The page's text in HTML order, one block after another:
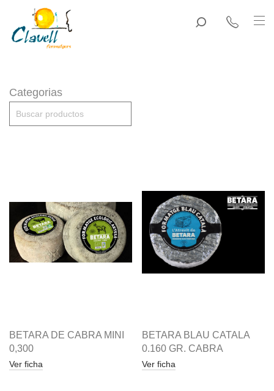
Categorias
BETARA DE CABRA MINI
0,300
Ver ficha
BETARA BLAU CATALA
0.160 GR. CABRA
Ver ficha